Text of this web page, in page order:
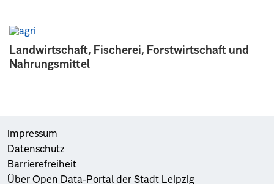
Landwirtschaft, Fischerei, Forstwirtschaft und
Nahrungsmittel
Impressum
Datenschutz
Barrierefreiheit
Über Open Data-Portal der Stadt Leipzig